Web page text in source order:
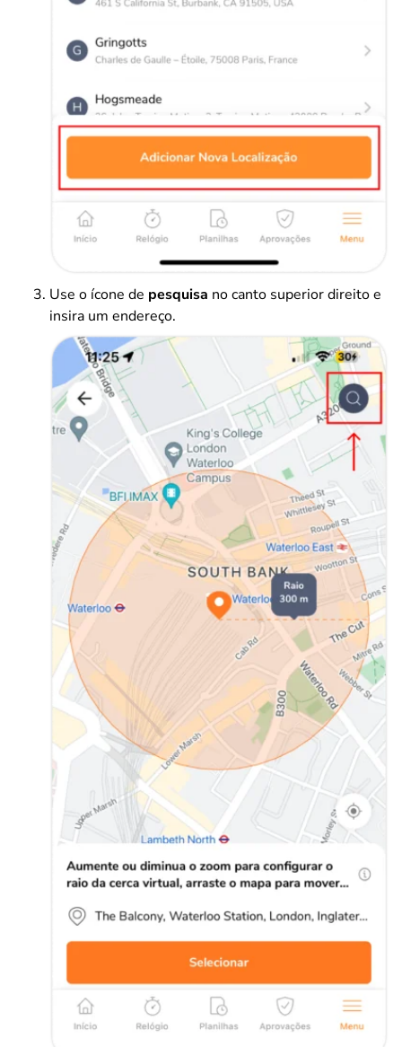
Use o ícone de pesquisa no canto superior direito e
insira um endereço.